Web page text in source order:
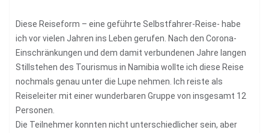
Diese Reiseform – eine geführte Selbstfahrer-Reise- habe
ich vor vielen Jahren ins Leben gerufen. Nach den Corona-
Einschränkungen und dem damit verbundenen Jahre langen
Stillstehen des Tourismus in Namibia wollte ich diese Reise
nochmals genau unter die Lupe nehmen. Ich reiste als
Reiseleiter mit einer wunderbaren Gruppe von insgesamt 12
Personen.
Die Teilnehmer konnten nicht unterschiedlicher sein, aber